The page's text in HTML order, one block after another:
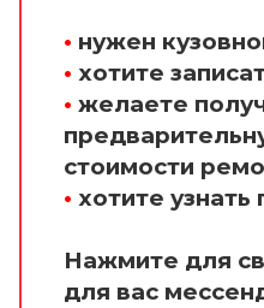
• нужен
• хотите
• желаете
стоимости
• хотите узнать
Нажмите для
для вас